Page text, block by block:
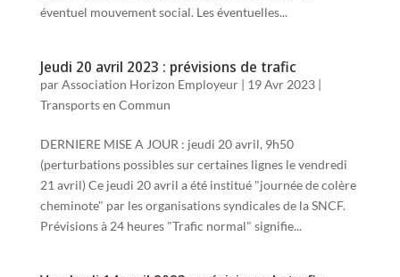
éventuel mouvement social. Les éventuelles...
Jeudi 20 avril 2023 : prévisions de trafic
parAssociation Horizon Employeur| 19 Avr 2023|
Transports en Commun
DERNIERE MISE A JOUR : jeudi 20 avril, 9h50
(perturbations possibles sur certaines lignes le vendredi
21 avril) Ce jeudi 20 avril a été institué "journée de colère
cheminote" par les organisations syndicales de la SNCF.
Prévisions à 24 heures "Trafic normal" signifie...